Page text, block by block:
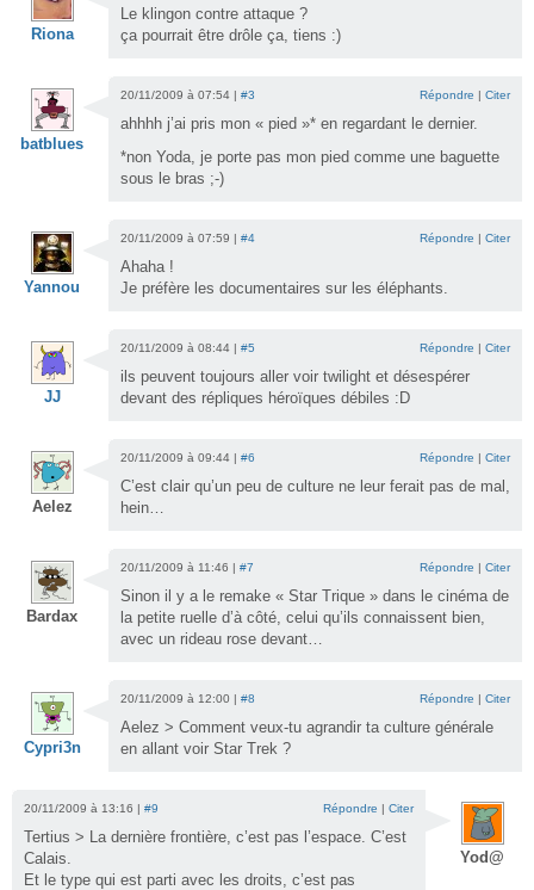
Riona
Le klingon contre attaque ?
ça pourrait être drôle ça, tiens :)
batblues
20/11/2009 à 07:54 | #3 Répondre | Citer
ahhhh j’ai pris mon « pied »* en regardant le dernier.
*non Yoda, je porte pas mon pied comme une baguette
sous le bras ;-)
Yannou
20/11/2009 à 07:59 | #4 Répondre | Citer
Ahaha !
Je préfère les documentaires sur les éléphants.
JJ
20/11/2009 à 08:44 | #5 Répondre | Citer
ils peuvent toujours aller voir twilight et désespérer
devant des répliques héroïques débiles :D
Aelez
20/11/2009 à 09:44 | #6 Répondre | Citer
C’est clair qu’un peu de culture ne leur ferait pas de mal,
hein…
Bardax
20/11/2009 à 11:46 | #7 Répondre | Citer
Sinon il y a le remake « Star Trique » dans le cinéma de
la petite ruelle d’à côté, celui qu’ils connaissent bien,
avec un rideau rose devant…
Cypri3n
20/11/2009 à 12:00 | #8 Répondre | Citer
Aelez > Comment veux-tu agrandir ta culture générale
en allant voir Star Trek ?
Yod@
20/11/2009 à 13:16 | #9 Répondre | Citer
Tertius > La dernière frontière, c’est pas l’espace. C’est
Calais.
Et le type qui est parti avec les droits, c’est pas